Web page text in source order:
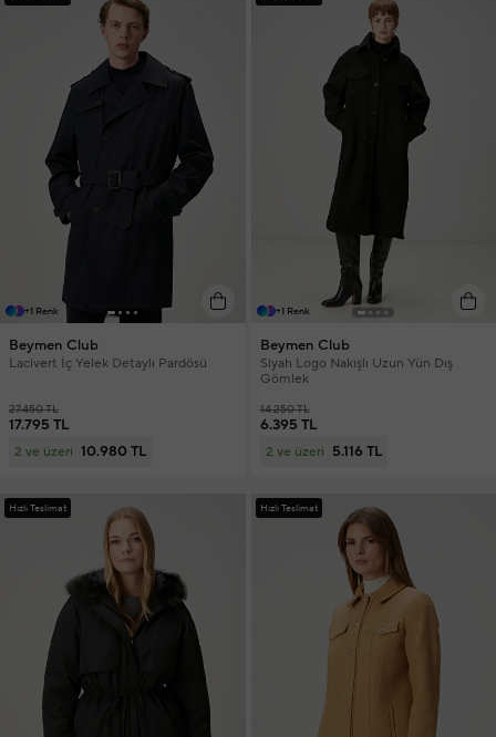
+1 Renk
Beymen Club
Lacivert İç Yelek Detaylı Pardösü
27.450 TL
17.795 TL
2 ve üzeri 10.980 TL
+1 Renk
Beymen Club
Siyah Logo Nakışlı Uzun Yün Dış
Gömlek
14.250 TL
6.395 TL
2 ve üzeri 5.116 TL
Hızlı Teslimat Hızlı Teslimat